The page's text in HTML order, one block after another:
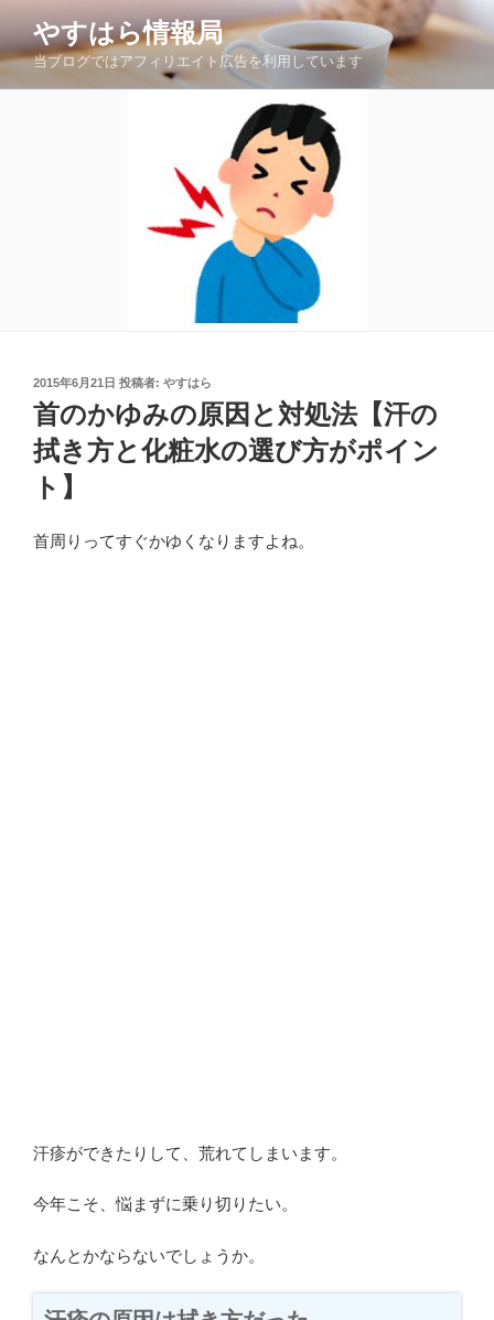
テ
ン
やすはら情報局
当ブログではアフィリエイト広告を利用しています
投
稿
日:
2015年6月21日 投稿者: やすはら
首のかゆみの原因と対処法【汗の
拭き方と化粧水の選び方がポイン
ト】
首周りってすぐかゆくなりますよね。
汗疹ができたりして、荒れてしまいます。
今年こそ、悩まずに乗り切りたい。
なんとかならないでしょうか。